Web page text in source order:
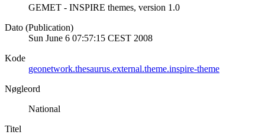
GEMET - INSPIRE themes, version 1.0
Dato (Publication)
Sun June 6 07:57:15 CEST 2008
Kode
geonetwork.thesaurus.external.theme.inspire-theme
Nøgleord
National
Titel